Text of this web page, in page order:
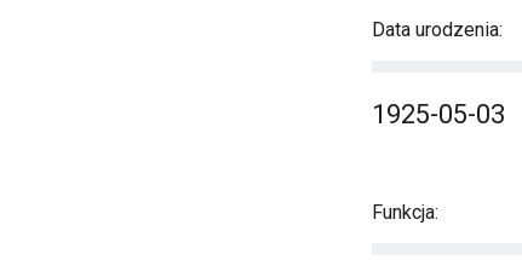
Data urodzenia:
1925-05-03
Funkcja: